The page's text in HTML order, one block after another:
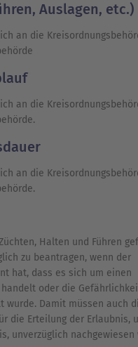
Auslagen, etc.)
an die
an die
an die
Halten und Führen
zu beantragen, wenn der
hat, dass es sich um einen
oder die
wurde. Damit müssen auch
die Erteilung der Erlaubnis,
unverzüglich nachgewiesen